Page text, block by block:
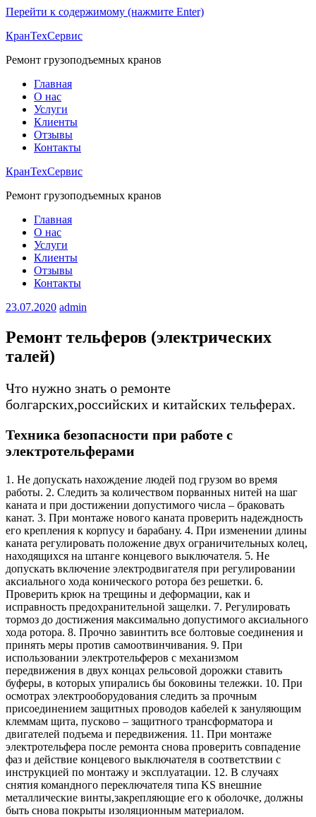
Перейти к содержимому (нажмите Enter)
КранТехСервис
Ремонт грузоподъемных кранов
Главная
О нас
Услуги
Клиенты
Отзывы
Контакты
КранТехСервис
Ремонт грузоподъемных кранов
Главная
О нас
Услуги
Клиенты
Отзывы
Контакты
23.07.2020 admin
Ремонт тельферов (электрических
талей)
Что нужно знать о ремонте
болгарских,российских и китайских тельферах.
Техника безопасности при работе с
электротельферами
1. Не допускать нахождение людей под грузом во время
работы. 2. Следить за количеством порванных нитей на шаг
каната и при достижении допустимого числа – браковать
канат. 3. При монтаже нового каната проверить надеждность
его крепления к корпусу и барабану. 4. При изменении длины
каната регулировать положение двух ограничительных колец,
находящихся на штанге концевого выключателя. 5. Не
допускать включение электродвигателя при регулировании
аксиального хода конического ротора без решетки. 6.
Проверить крюк на трещины и деформации, как и
исправность предохранительной защелки. 7. Регулировать
тормоз до достижения максимально допустимого аксиального
хода ротора. 8. Прочно завинтить все болтовые соединения и
принять меры против самоотвинчивания. 9. При
использовании электротельферов с механизмом
передвижения в двух концах рельсовой дорожки ставить
буферы, в которых упирались бы боковины тележки. 10. При
осмотрах электрооборудования следить за прочным
присоединением защитных проводов кабелей к зануляющим
клеммам щита, пусково – защитного трансформатора и
двигателей подъема и передвижения. 11. При монтаже
электротельфера после ремонта снова проверить совпадение
фаз и действие концевого выключателя в соответствии с
инструкцией по монтажу и эксплуатации. 12. В случаях
снятия командного переключателя типа KS внешние
металлические винты,закрепляющие его к оболочке, должны
быть снова покрыты изоляционным материалом.